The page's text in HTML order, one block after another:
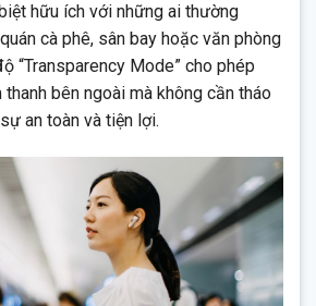
hữu ích với những ai thường
cà phê, sân bay hoặc văn phòng
“Transparency Mode” cho phép
bên ngoài mà không cần tháo
an toàn và tiện lợi.